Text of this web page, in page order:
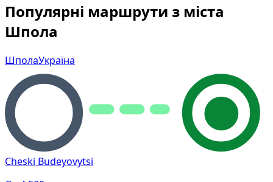
Популярні маршрути з міста
Шпола
ШполаУкраїна
Cheski Budeyovytsi